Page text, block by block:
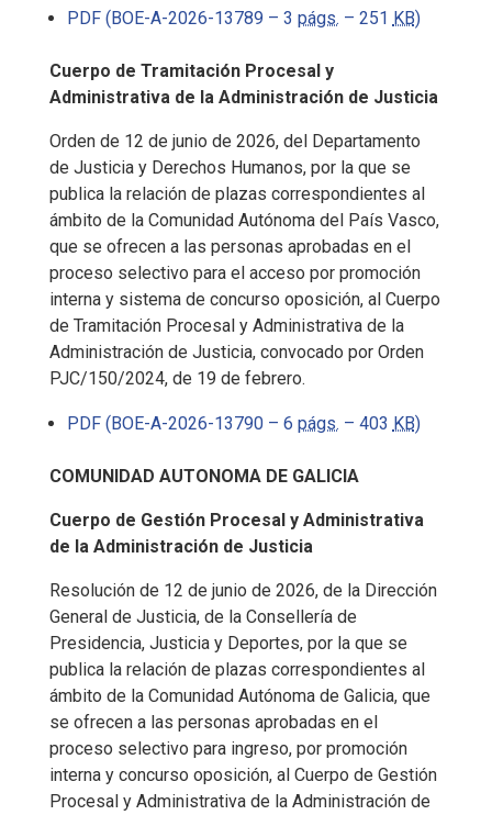
PDF (BOE-A-2026-13789 – 3 págs. – 251 KB)
Cuerpo de Tramitación Procesal y
Administrativa de la Administración de Justicia
Orden de 12 de junio de 2026, del Departamento
de Justicia y Derechos Humanos, por la que se
publica la relación de plazas correspondientes al
ámbito de la Comunidad Autónoma del País Vasco,
que se ofrecen a las personas aprobadas en el
proceso selectivo para el acceso por promoción
interna y sistema de concurso oposición, al Cuerpo
de Tramitación Procesal y Administrativa de la
Administración de Justicia, convocado por Orden
PJC/150/2024, de 19 de febrero.
PDF (BOE-A-2026-13790 – 6 págs. – 403 KB)
COMUNIDAD AUTONOMA DE GALICIA
Cuerpo de Gestión Procesal y Administrativa
de la Administración de Justicia
Resolución de 12 de junio de 2026, de la Dirección
General de Justicia, de la Consellería de
Presidencia, Justicia y Deportes, por la que se
publica la relación de plazas correspondientes al
ámbito de la Comunidad Autónoma de Galicia, que
se ofrecen a las personas aprobadas en el
proceso selectivo para ingreso, por promoción
interna y concurso oposición, al Cuerpo de Gestión
Procesal y Administrativa de la Administración de